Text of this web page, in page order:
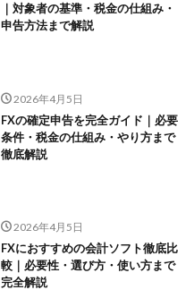
｜対象者の基準・税金の仕組み・
申告方法まで解説
2026年4月5日
FXの確定申告を完全ガイド｜必要
条件・税金の仕組み・やり方まで
徹底解説
2026年4月5日
FXにおすすめの会計ソフト徹底比
較｜必要性・選び方・使い方まで
完全解説